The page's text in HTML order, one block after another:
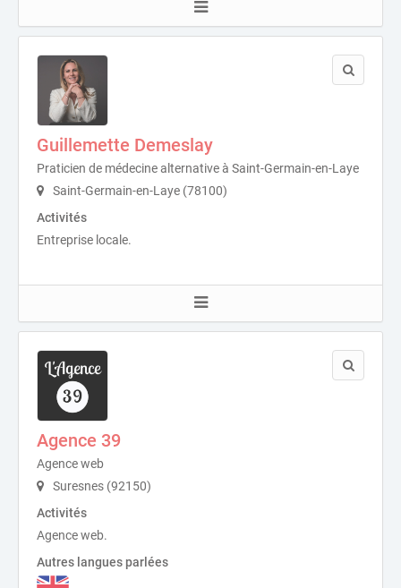
Guillemette Demeslay
Praticien de médecine alternative à Saint-Germain-en-Laye
Saint-Germain-en-Laye (78100)
Activités
Entreprise locale.
Agence 39
Agence web
Suresnes (92150)
Activités
Agence web.
Autres langues parlées